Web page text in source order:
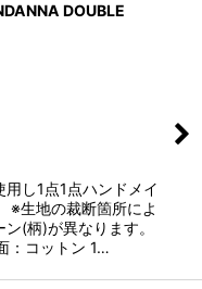
DOUBLE
し1点1点ハンドメイ
※生地の裁断箇所によ
(柄)が異なります。
：コットン 1…